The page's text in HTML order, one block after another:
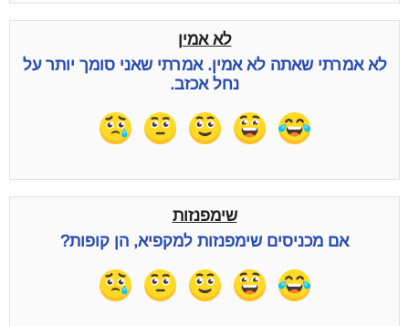
לא אמין
לא אמרתי שאתה לא אמין. אמרתי שאני סומך יותר על
נחל אכזב.
שימפנזות
אם מכניסים שימפנזות למקפיא, הן קופות?